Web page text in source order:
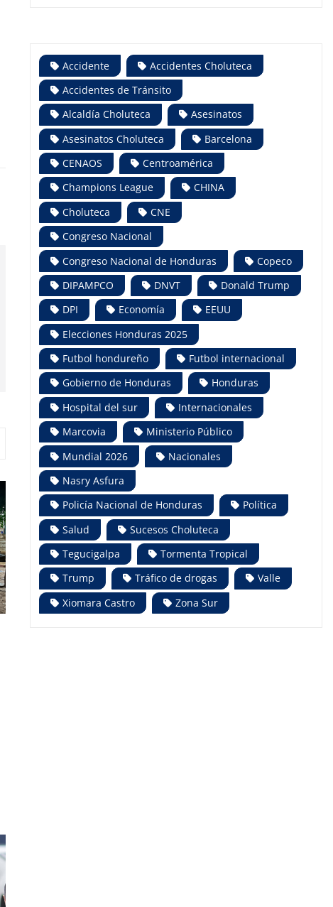
Accidente
Accidentes Choluteca
Accidentes de Tránsito
Alcaldía Choluteca
Asesinatos
Asesinatos Choluteca
Barcelona
CENAOS
Centroamérica
Champions League
CHINA
Choluteca
CNE
Congreso Nacional
Congreso Nacional de Honduras
Copeco
DIPAMPCO
DNVT
Donald Trump
DPI
Economía
EEUU
Elecciones Honduras 2025
Futbol hondureño
Futbol internacional
Gobierno de Honduras
Honduras
Hospital del sur
Internacionales
Marcovia
Ministerio Público
Mundial 2026
Nacionales
Nasry Asfura
Policía Nacional de Honduras
Política
Salud
Sucesos Choluteca
Tegucigalpa
Tormenta Tropical
Trump
Tráfico de drogas
Valle
Xiomara Castro
Zona Sur